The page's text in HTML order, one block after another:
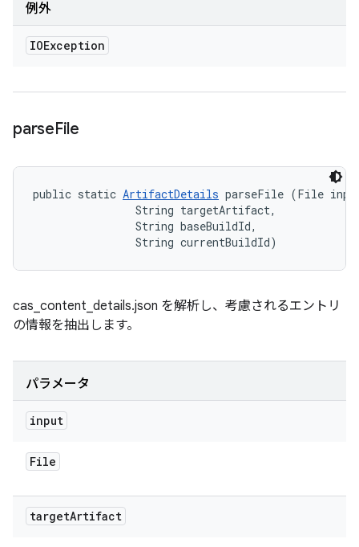
例外
IOException
parseFile
public static ArtifactDetails parseFile (File
                String targetArtifact,
                String baseBuildId,
                String currentBuildId)
cas_content_details.json を解析し、考慮されるエントリ
の情報を抽出します。
パラメータ
input
File
targetArtifact